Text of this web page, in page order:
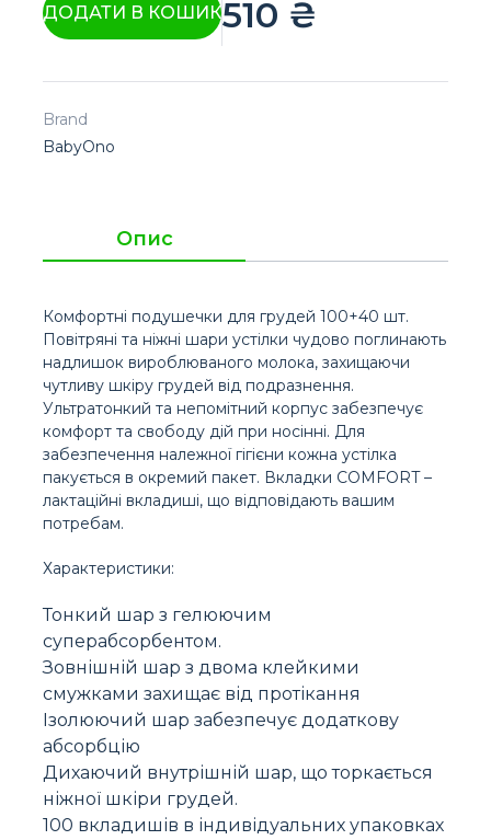
ДОДАТИ В КОШИК510 ₴
Brand
BabyOno
Опис
Комфортні подушечки для грудей 100+40 шт.
Повітряні та ніжні шари устілки чудово поглинають
надлишок вироблюваного молока, захищаючи
чутливу шкіру грудей від подразнення.
Ультратонкий та непомітний корпус забезпечує
комфорт та свободу дій при носінні. Для
забезпечення належної гігієни кожна устілка
пакується в окремий пакет. Вкладки COMFORT –
лактаційні вкладиші, що відповідають вашим
потребам.
Характеристики:
Тонкий шар з гелюючим
суперабсорбентом.
Зовнішній шар з двома клейкими
смужками захищає від протікання
Ізолюючий шар забезпечує додаткову
абсорбцію
Дихаючий внутрішній шар, що торкається
ніжної шкіри грудей.
100 вкладишів в індивідуальних упаковках